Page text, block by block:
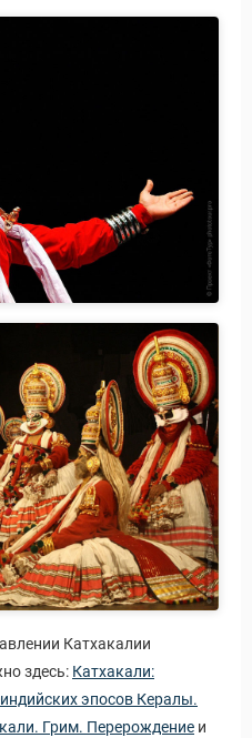
Катхакалии
здесь: Катхакали:
эпосов Кералы.
Грим. Перерождение и